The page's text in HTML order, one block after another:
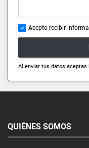
Acepto recibir
Al enviar tus datos aceptas
QUIÉNES SOMOS